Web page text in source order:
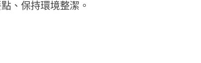
、保持環境整潔。